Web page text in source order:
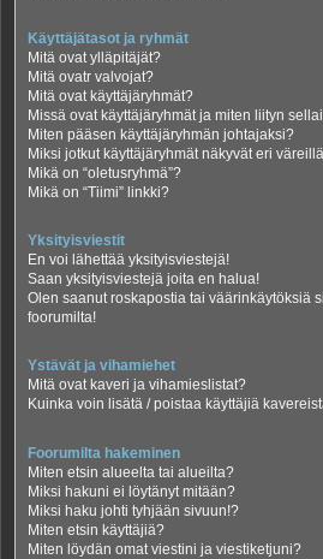
Käyttäjätasot ja ryhmät
Mitä ovat ylläpitäjät?
Mitä ovatr valvojat?
Mitä ovat käyttäjäryhmät?
Missä ovat käyttäjäryhmät ja miten liityn
Miten pääsen käyttäjäryhmän johtajaksi?
Miksi jotkut käyttäjäryhmät näkyvät eri
Mikä on “oletusryhmä”?
Mikä on “Tiimi” linkki?
Yksityisviestit
En voi lähettää yksityisviestejä!
Saan yksityisviestejä joita en halua!
Olen saanut roskapostia tai väärinkäytöksiä
foorumilta!
Ystävät ja vihamiehet
Mitä ovat kaveri ja vihamieslistat?
Kuinka voin lisätä / poistaa käyttäjiä
Foorumilta hakeminen
Miten etsin alueelta tai alueilta?
Miksi hakuni ei löytänyt mitään?
Miksi haku johti tyhjään sivuun!?
Miten etsin käyttäjiä?
Miten löydän omat viestini ja viestiketjuni?